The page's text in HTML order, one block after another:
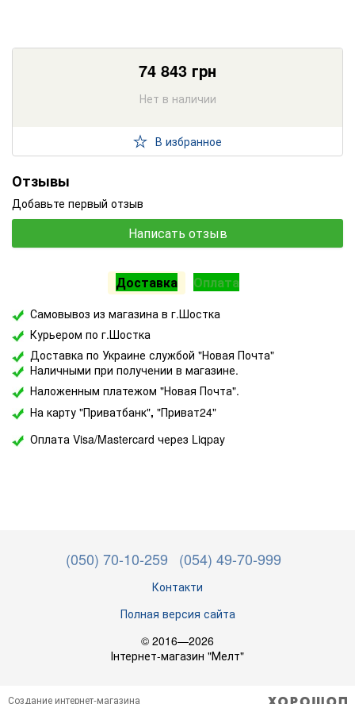
74 843 грн
Нет в наличии
В избранное
Отзывы
Добавьте первый отзыв
Написать отзыв
Доставка Оплата
Самовывоз из магазина в г.Шостка
Курьером по г.Шостка
Доставка по Украине службой "Новая Почта"
Наличными при получении в магазине.
Наложенным платежом "Новая Почта".
На карту "Приватбанк", "Приват24"
Оплата Visa/Mastercard через Liqpay
(050) 70-10-259 (054) 49-70-999
Контакти
Полная версия сайта
© 2016—2026
Інтернет-магазин "Мелт"
Создание интернет-магазина